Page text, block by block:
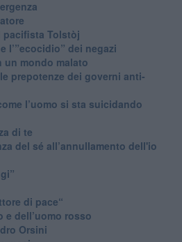
Tolstòj
l’”ecocidio” dei negazi
un mondo malato
prepotenze dei governi anti-
l’uomo si sta suicidando
di te
del sé all’annullamento dell'io
di pace“
e dell’uomo rosso
Orsini